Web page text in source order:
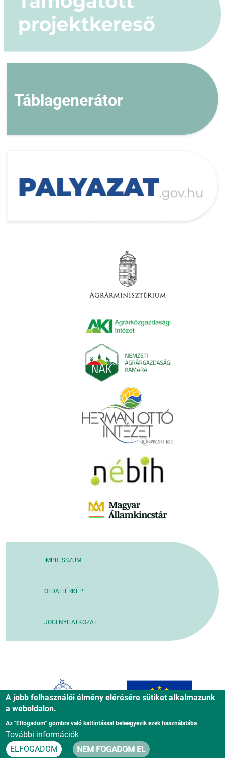
Táblagenerátor
IMPRESSZUM
OLDALTÉRKÉP
JOGI NYILATKOZAT
A jobb felhasználói élmény elérésére sütiket alkalmazunk
a weboldalon.
Az "Elfogadom" gombra való kattintással beleegyezik ezek használatába
További információk
ELFOGADOM
NEM FOGADOM EL